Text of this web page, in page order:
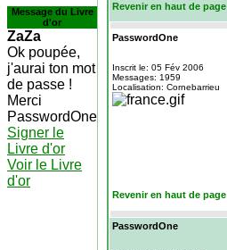
Message du Livre
d'or
ZaZa
Ok poupée,
j'aurai ton mot
de passe !
Merci
PasswordOne
Signer le
Livre d'or
Voir le Livre
d'or
Revenir en haut de page
PasswordOne
Inscrit le: 05 Fév 2006
Messages: 1959
Localisation: Cornebarrieu
Revenir en haut de page
PasswordOne